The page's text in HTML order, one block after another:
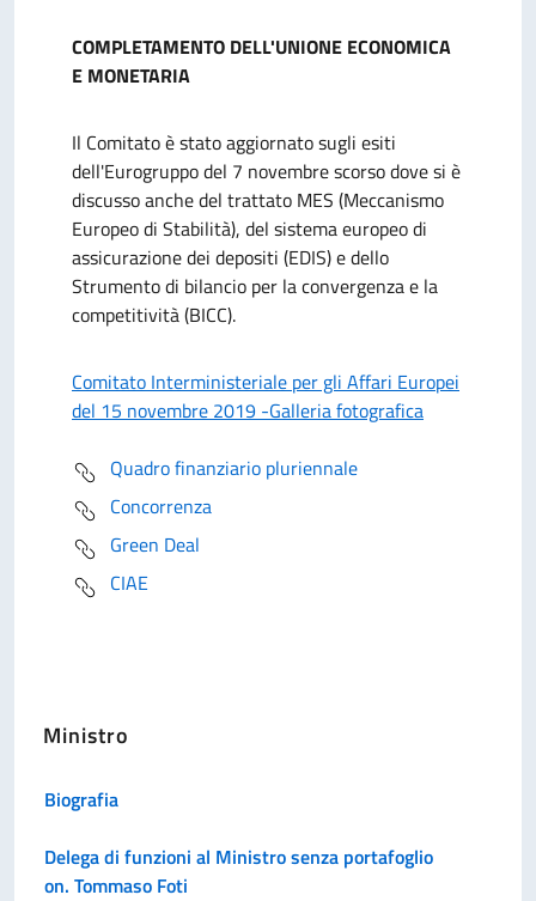
COMPLETAMENTO DELL'UNIONE ECONOMICA
E MONETARIA
Il Comitato è stato aggiornato sugli esiti
dell'Eurogruppo del 7 novembre scorso dove si è
discusso anche del trattato MES (Meccanismo
Europeo di Stabilità), del sistema europeo di
assicurazione dei depositi (EDIS) e dello
Strumento di bilancio per la convergenza e la
competitività (BICC).
Comitato Interministeriale per gli Affari Europei
del 15 novembre 2019 -Galleria fotografica
Quadro finanziario pluriennale
Concorrenza
Green Deal
CIAE
Ministro
Biografia
Delega di funzioni al Ministro senza portafoglio
on. Tommaso Foti